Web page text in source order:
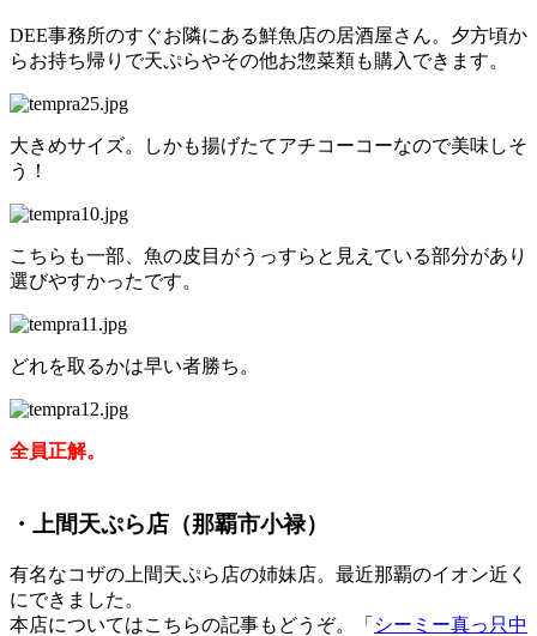
DEE事務所のすぐお隣にある鮮魚店の居酒屋さん。夕方頃か
らお持ち帰りで天ぷらやその他お惣菜類も購入できます。
大きめサイズ。しかも揚げたてアチコーコーなので美味しそ
う！
こちらも一部、魚の皮目がうっすらと見えている部分があり
選びやすかったです。
どれを取るかは早い者勝ち。
全員正解。
・上間天ぷら店（那覇市小禄）
有名なコザの上間天ぷら店の姉妹店。最近那覇のイオン近く
にできました。
本店についてはこちらの記事もどうぞ。「 シーミー真っ只中